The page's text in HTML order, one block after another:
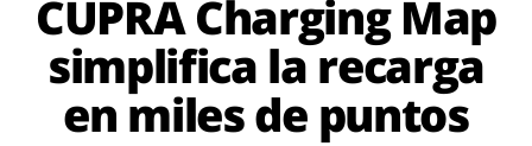
CUPRA Charging Map
simplifica la recarga
en miles de puntos